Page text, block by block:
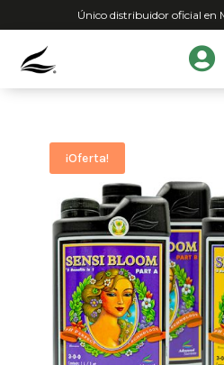
Único distribuidor oficial en

¡Oferta!